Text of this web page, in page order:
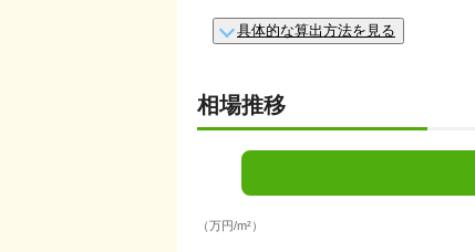
具体的な算出方法を見る
相場推移
（万円/m²）